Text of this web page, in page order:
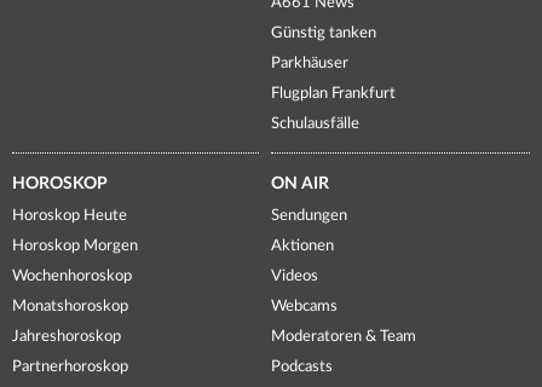
Günstig tanken
Parkhäuser
Flugplan Frankfurt
Schulausfälle
HOROSKOP
Horoskop Heute
Horoskop Morgen
Wochenhoroskop
Monatshoroskop
Jahreshoroskop
Partnerhoroskop
ON AIR
Sendungen
Aktionen
Videos
Webcams
Moderatoren & Team
Podcasts